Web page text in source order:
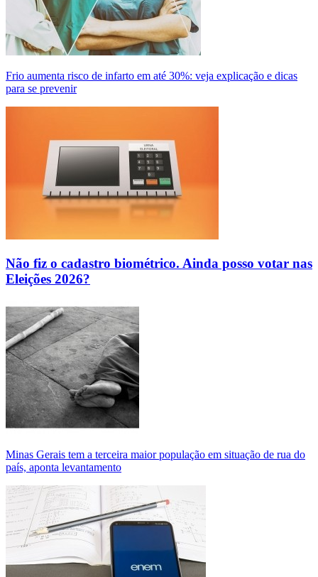
Frio aumenta risco de infarto em até 30%: veja explicação e dicas
para se prevenir
Não fiz o cadastro biométrico. Ainda posso votar nas
Eleições 2026?
Minas Gerais tem a terceira maior população em situação de rua do
país, aponta levantamento